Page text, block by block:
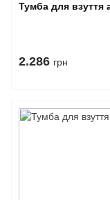
Тумба для взуття
2.286 грн